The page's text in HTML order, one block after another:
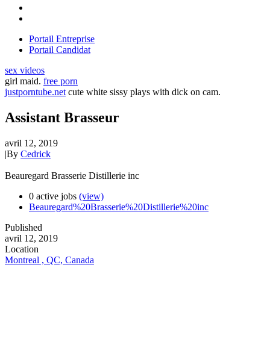
Portail Entreprise
Portail Candidat
sex videos
girl maid. free porn
justporntube.net cute white sissy plays with dick on cam.
Assistant Brasseur
avril 12, 2019
|By Cedrick
Beauregard Brasserie Distillerie inc
0 active jobs (view)
Beauregard%20Brasserie%20Distillerie%20inc
Published
avril 12, 2019
Location
Montreal , QC, Canada